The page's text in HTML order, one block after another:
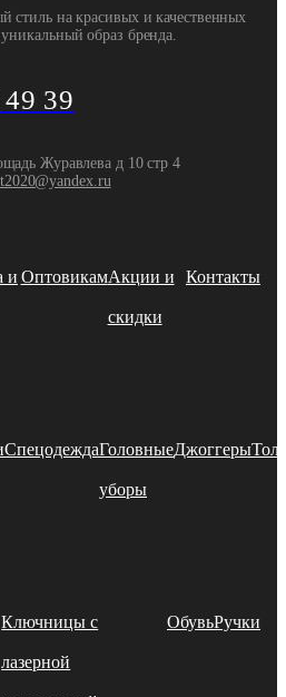
стиль на красивых и качественных
образ бренда.
39
Журавлева д 10 стр 4
и ОптовикамАкции и
скидки
Контакты
СпецодеждаГоловные
уборы
Джоггеры
Ключницы с
лазерной
ОбувьРучки